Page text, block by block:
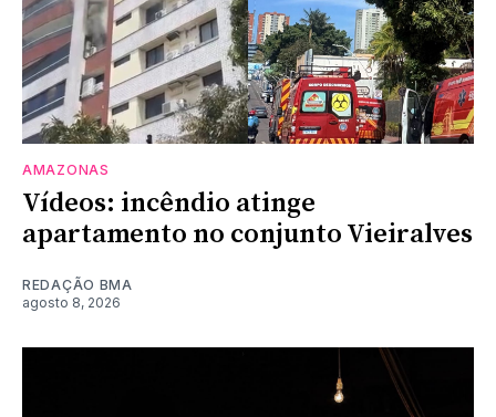
AMAZONAS
Vídeos: incêndio atinge
apartamento no conjunto Vieiralves
REDAÇÃO BMA
agosto 8, 2026